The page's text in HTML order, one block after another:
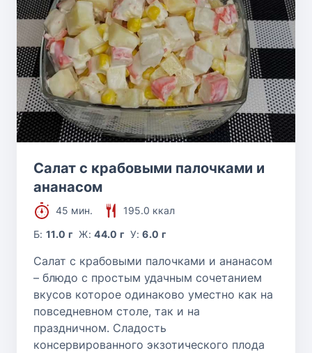
Салат с крабовыми палочками и
ананасом
45 мин.
195.0 ккал
Б:11.0 г Ж:44.0 г У:6.0 г
Салат с крабовыми палочками и ананасом
– блюдо с простым удачным сочетанием
вкусов которое одинаково уместно как на
повседневном столе, так и на
праздничном. Сладость
консервированного экзотического плода